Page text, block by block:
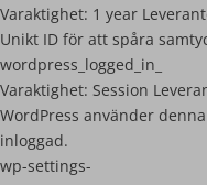
Varaktighet: 1 year
Unikt ID för att spåra
wordpress_logged_in_
Varaktighet: Session
WordPress använder
inloggad.
wp-settings-